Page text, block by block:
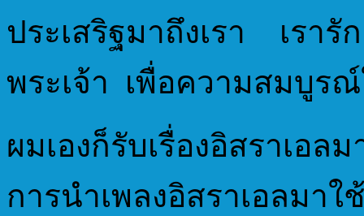
ประเสริฐมาถึงเรา เรารั
พระเจ้า เพื่อความสมบูร
ผมเองก็รับเรื่องอิสรา
การนำเพลงอิสราเอล